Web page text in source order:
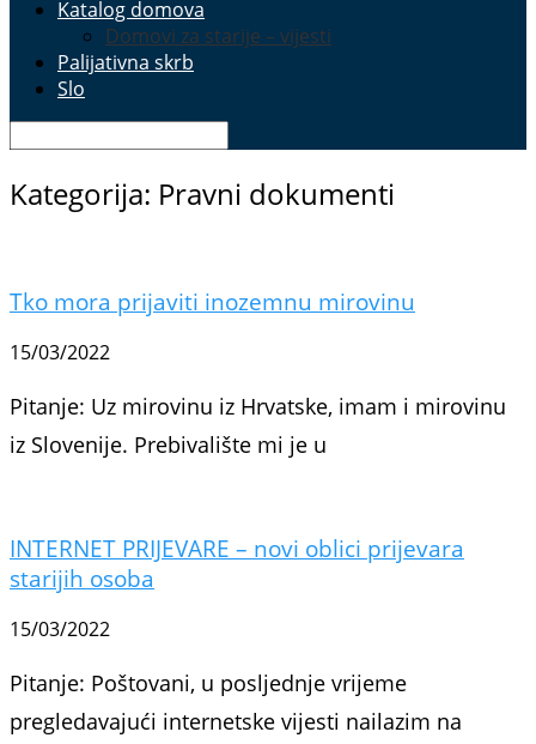
Katalog domova
Domovi za starije – vijesti
Palijativna skrb
Slo
Kategorija: Pravni dokumenti
Tko mora prijaviti inozemnu mirovinu
15/03/2022
Pitanje: Uz mirovinu iz Hrvatske, imam i mirovinu
iz Slovenije. Prebivalište mi je u
INTERNET PRIJEVARE – novi oblici prijevara
starijih osoba
15/03/2022
Pitanje: Poštovani, u posljednje vrijeme
pregledavajući internetske vijesti nailazim na